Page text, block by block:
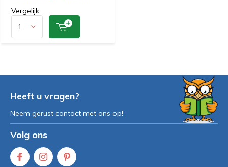
Vergelijk
Heeft u vragen?
Neem gerust contact met ons op!
Volg ons